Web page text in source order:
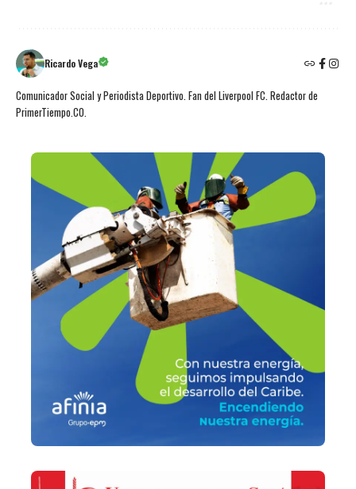
Ricardo Vega
Comunicador Social y Periodista Deportivo. Fan del Liverpool FC. Redactor de
PrimerTiempo.CO.